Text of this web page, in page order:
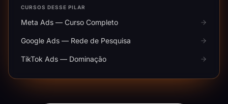
CURSOS DESSE PILAR
Meta Ads — Curso Completo
Google Ads — Rede de Pesquisa
TikTok Ads — Dominação